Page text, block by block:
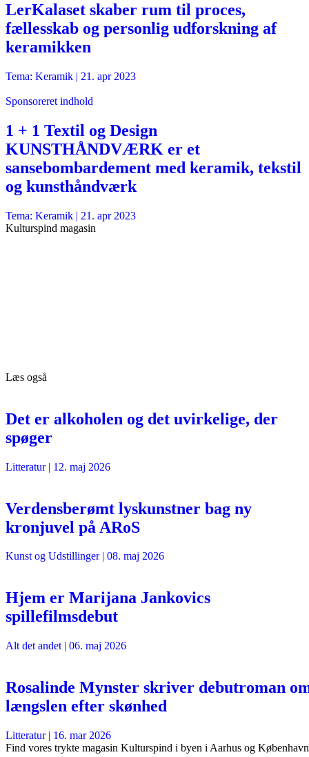
LerKalaset skaber rum til proces,
fællesskab og personlig udforskning af
keramikken
Tema: Keramik | 21. apr 2023
Sponsoreret indhold
1 + 1 Textil og Design
KUNSTHÅNDVÆRK er et
sansebombardement med keramik, tekstil
og kunsthåndværk
Tema: Keramik | 21. apr 2023
Kulturspind magasin
Læs også
Det er alkoholen og det uvirkelige, der
spøger
Litteratur| 12. maj 2026
Verdensberømt lyskunstner bag ny
kronjuvel på ARoS
Kunst og Udstillinger| 08. maj 2026
Hjem er Marijana Jankovics
spillefilmsdebut
Alt det andet | 06. maj 2026
Rosalinde Mynster skriver debutroman
længslen efter skønhed
Litteratur| 16. mar 2026
Find vores trykte magasin Kulturspind i byen i Aarhus og København